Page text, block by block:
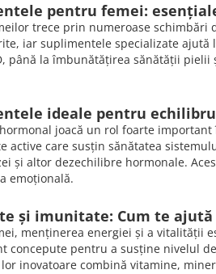
pentru femei:
trece prin numeroase schimbări
iar suplimentele specializate
până la îmbunătățirea sănătății
ideale pentru
joacă un rol foarte
active care susțin sănătatea
și altor dezechilibre hormonale.
emoțională.
și imunitate: Cum te
menținerea energiei și a vitalității
concepute pentru a susține nivelul
inovatoare combină vitamine,